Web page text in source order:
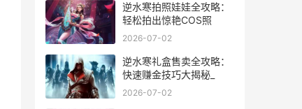
逆水寒拍照娃娃全攻略：
轻松拍出惊艳COS照
2026-07-02
逆水寒礼盒售卖全攻略：
快速赚金技巧大揭秘_
2026-07-02